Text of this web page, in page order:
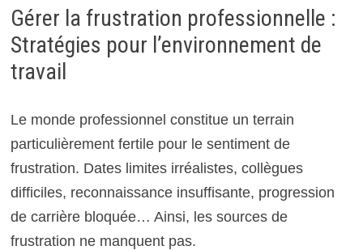
Gérer la frustration professionnelle :
Stratégies pour l’environnement de
travail
Le monde professionnel constitue un terrain
particulièrement fertile pour le sentiment de
frustration. Dates limites irréalistes, collègues
difficiles, reconnaissance insuffisante, progression
de carrière bloquée… Ainsi, les sources de
frustration ne manquent pas.